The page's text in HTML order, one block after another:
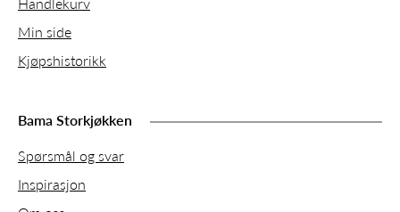
Min side
Kjøpshistorikk
Bama Storkjøkken
Spørsmål og svar
Inspirasjon